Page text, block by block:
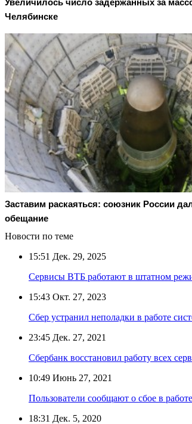
Увеличилось число задержанных за
Челябинске
Заставим раскаяться: союзник России
обещание
Новости по теме
15:51 Дек. 29, 2025
Сервисы ВТБ работают в штатном
15:43 Окт. 27, 2023
Сбер устранил неполадки в работе
23:45 Дек. 27, 2021
Сбербанк восстановил работу всех
10:49 Июнь 27, 2021
Пользователи сообщают о сбое в
18:31 Дек. 5, 2020